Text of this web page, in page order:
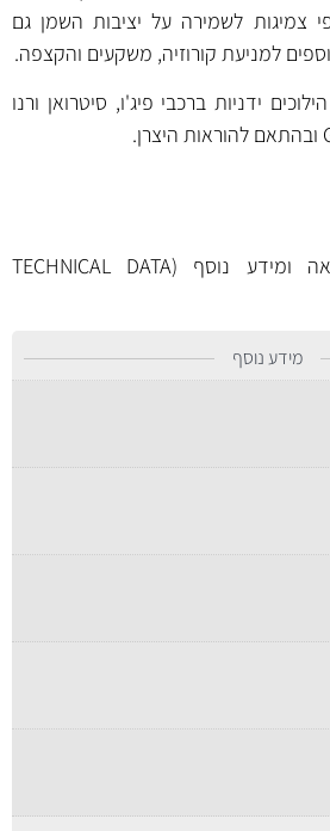
צמיגות לשמירה על יציבות השמן גם
למניעת קורוזיה, משקעים והקצפה.
ידניות ברכבי פיג'ו, סיטרואן ורנו
לרשימת התקנים המלאה ומידע נוסף (TECHNICAL DATA
מידע נוסף